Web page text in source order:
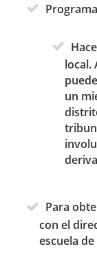
local.
un
Para
con el
escuela